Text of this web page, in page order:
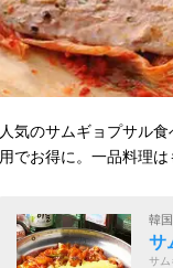
人気のサムギョプサル
用でお得に。一品料理
韓
サ
サム